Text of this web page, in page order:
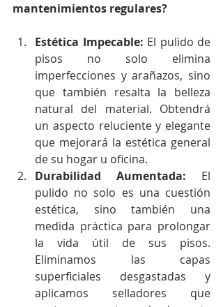
mantenimientos regulares?
Estética Impecable: El pulido de
pisos no solo elimina
imperfecciones y arañazos, sino
que también resalta la belleza
natural del material. Obtendrá
un aspecto reluciente y elegante
que mejorará la estética general
de su hogar u oficina.
Durabilidad Aumentada: El
pulido no solo es una cuestión
estética, sino también una
medida práctica para prolongar
la vida útil de sus pisos.
Eliminamos las capas
superficiales desgastadas y
aplicamos selladores que